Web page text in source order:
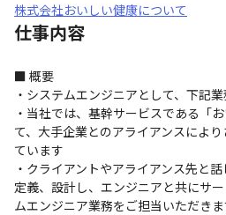
株式会社おいしい健康について
仕事内容
■ 概要
・システムエンジニアとして、下記
・当社では、基幹サービスである「
て、大手企業とのアライアンスによ
ています
・クライアントやアライアンス先と
定義、設計し、エンジニアと共にサ
ムエンジニア業務をご担当いただき